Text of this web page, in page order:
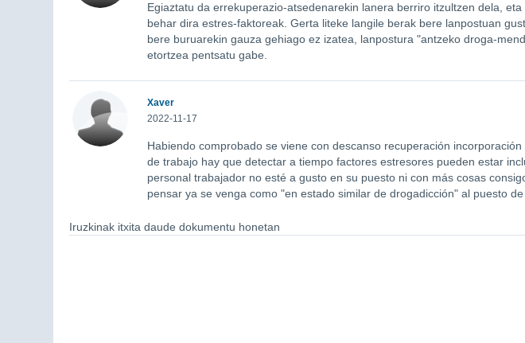
Egiaztatu da errekuperazio-atsedenarekin lanera berriro itzultzen dela,
behar dira estres-faktoreak. Gerta liteke langile berak bere lanpostuan
bere buruarekin gauza gehiago ez izatea, lanpostura "antzeko droga-
etortzea pentsatu gabe.
Xaver
2022-11-17
Habiendo comprobado se viene con descanso recuperación
de trabajo hay que detectar a tiempo factores estresores pueden estar
personal trabajador no esté a gusto en su puesto ni con más cosas
pensar ya se venga como "en estado similar de drogadicción" al puesto de
Iruzkinak itxita daude dokumentu honetan